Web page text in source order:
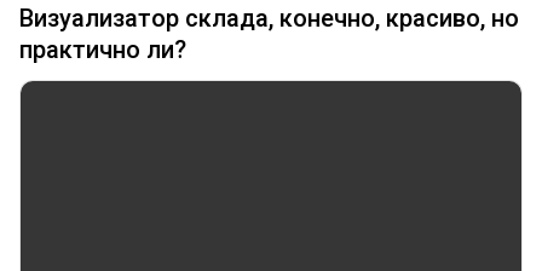
Визуализатор склада, конечно, красиво, но
практично ли?